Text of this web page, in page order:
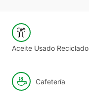
Aceite Usado Reciclado
Cafetería